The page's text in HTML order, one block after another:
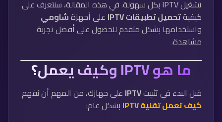
تشغيل IPTV بكل سهولة. في هذه المقالة، سنتعرف على
كيفيةتحميل تطبيقات IPTV على أجهزةشاومي
واستخدامها بشكل متقدم للحصول على أفضل تجربة
مشاهدة.
ما هو IPTV وكيف يعمل؟
قبل البدء في تثبيتIPTV على جهازك، من المهم أن نفهم
كيف تعمل تقنية IPTV
بشكل عام: